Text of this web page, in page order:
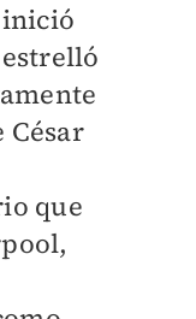
César
que